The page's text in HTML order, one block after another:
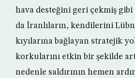
hava desteğini geri çekmiş
da İranlıların, kendilerini
kıyılarına bağlayan stratejik
korkularını etkin bir şekilde
nedenle saldırının hemen